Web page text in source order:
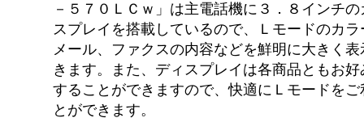
－５７０ＬＣｗ」は主電話機に３．８インチ
スプレイを搭載しているので、Ｌモードのカ
メール、ファクスの内容などを鮮明に大きく
きます。また、ディスプレイは各商品ともお
することができますので、快適にＬモードを
とができます。